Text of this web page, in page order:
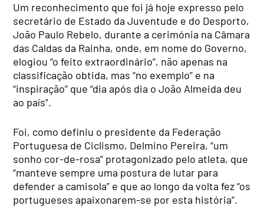
Um reconhecimento que foi já hoje expresso pelo
secretário de Estado da Juventude e do Desporto,
João Paulo Rebelo, durante a cerimónia na Câmara
das Caldas da Rainha, onde, em nome do Governo,
elogiou “o feito extraordinário”, não apenas na
classificação obtida, mas “no exemplo” e na
“inspiração” que “dia após dia o João Almeida deu
ao país”.
Foi, como definiu o presidente da Federação
Portuguesa de Ciclismo, Delmino Pereira, “um
sonho cor-de-rosa” protagonizado pelo atleta, que
“manteve sempre uma postura de lutar para
defender a camisola” e que ao longo da volta fez “os
portugueses apaixonarem-se por esta história”.